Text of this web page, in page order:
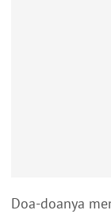
Doa-doanya